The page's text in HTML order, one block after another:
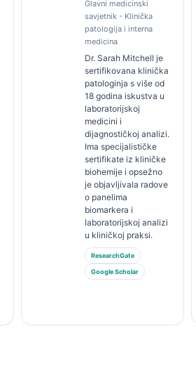
Glavni medicinski
savjetnik - Klinička
patologija i interna
medicina
Dr. Sarah Mitchell je
sertifikovana klinička
patologinja s više od
18 godina iskustva u
laboratorijskoj
medicini i
dijagnostičkoj analizi.
Ima specijalističke
sertifikate iz kliničke
biohemije i opsežno
je objavljivala radove
o panelima
biomarkera i
laboratorijskoj analizi
u kliničkoj praksi.
ResearchGate
Google Scholar